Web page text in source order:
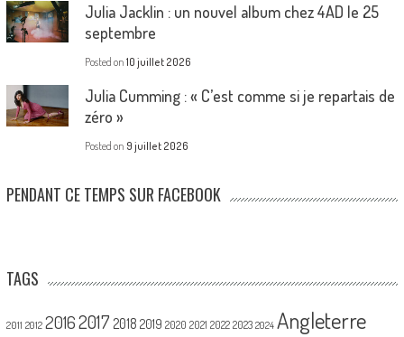
Julia Jacklin : un nouvel album chez 4AD le 25
septembre
Posted on 10 juillet 2026
Julia Cumming : « C’est comme si je repartais de
zéro »
Posted on 9 juillet 2026
PENDANT CE TEMPS SUR FACEBOOK
TAGS
2011 2012 20162017 2018 2019 2020 2021 2022 2023 2024 Angleterre